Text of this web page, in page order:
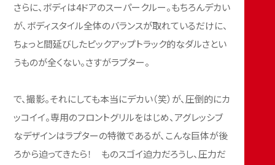
さらに、ボディは4ドアのスーパークルー。もちろんデカい
が、ボディスタイル全体のバランスが取れているだけに、
ちょっと間延びしたピックアップトラック的なダルさとい
うものが全くない。さすがラプター。
で、撮影。それにしても本当にデカい（笑）が、圧倒的にカ
ッコイイ。専用のフロントグリルをはじめ、アグレッシブ
なデザインはラプターの特徴であるが、こんな巨体が後
ろから迫ってきたら！ ものスゴイ迫力だろうし、圧力だ